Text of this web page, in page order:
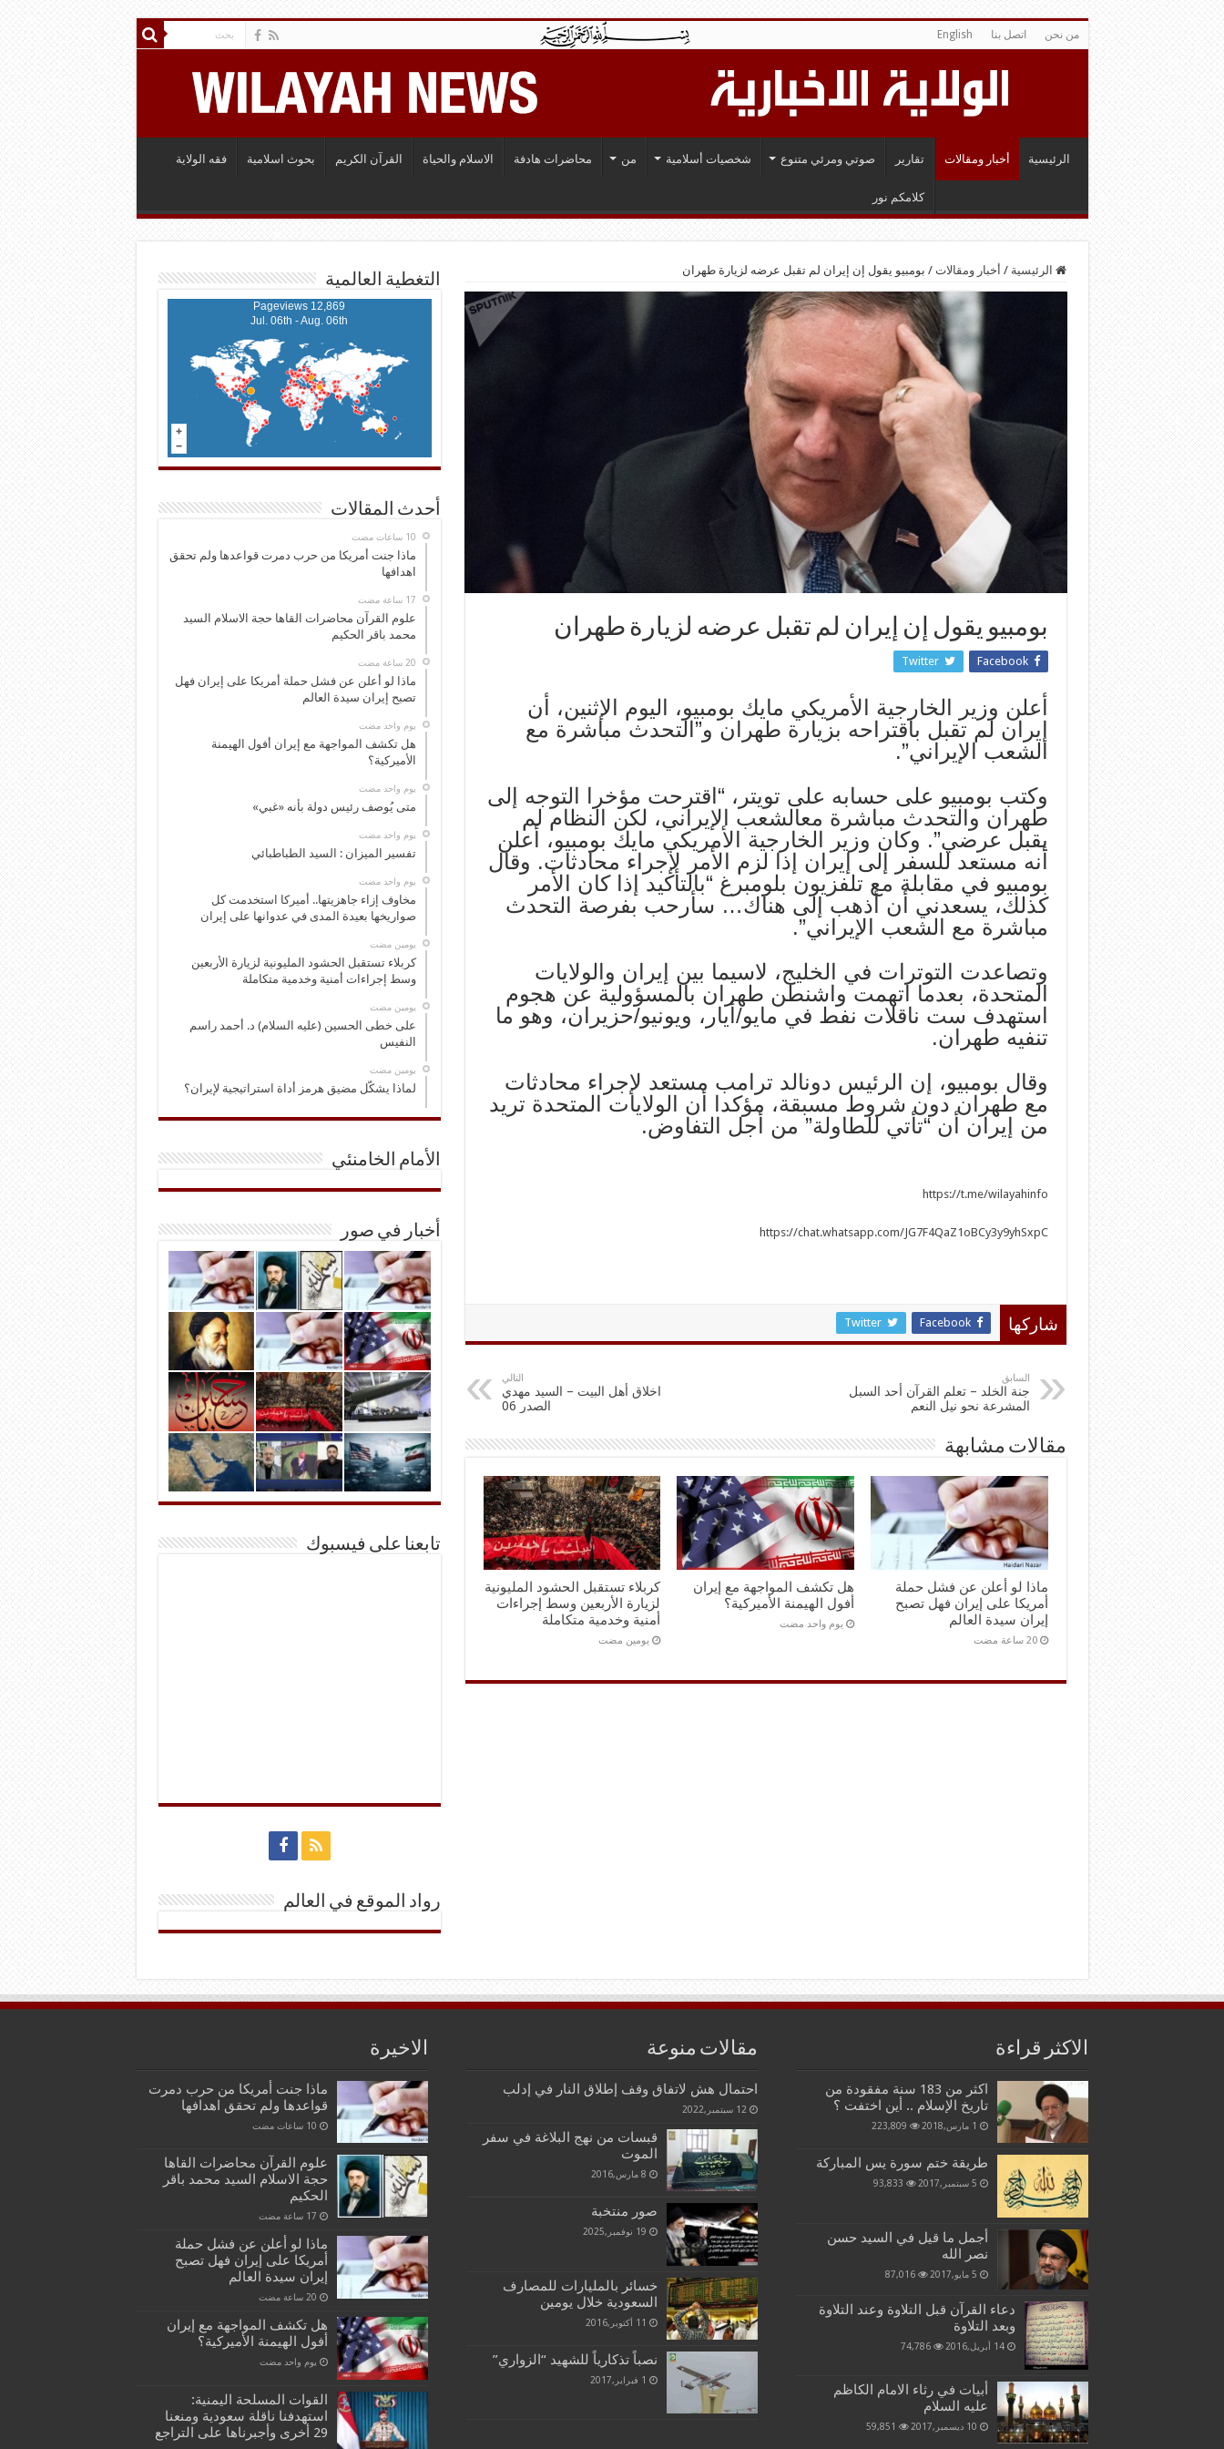
من نحن اتصل بنا English
الرئيسية أخبار ومقالات تقارير صوتي ومرئي متنوع شخصيات أسلامية من محاضرات هادفة الاسلام والحياة القرآن الكريم بحوث اسلامية فقه الولاية
كلامكم نور
الرئيسية / أخبار ومقالات / بومبيو يقول إن إيران لم تقبل عرضه لزيارة طهران
بومبيو يقول إن إيران لم تقبل عرضه لزيارة طهران
Facebook
Twitter
أعلن وزير الخارجية الأمريكي مايك بومبيو، اليوم الإثنين، أن
إيران لم تقبل باقتراحه بزيارة طهران و”التحدث مباشرة مع
الشعب الإيراني”.
وكتب بومبيو على حسابه على تويتر، “اقترحت مؤخرا التوجه إلى
طهران والتحدث مباشرة معالشعب الإيراني، لكن النظام لم
يقبل عرضي”. وكان وزير الخارجية الأمريكي مايك بومبيو، أعلن
أنه مستعد للسفر إلى إيران إذا لزم الأمر لإجراء محادثات. وقال
بومبيو في مقابلة مع تلفزيون بلومبرغ “بالتأكيد إذا كان الأمر
كذلك، يسعدني أن أذهب إلى هناك… سأرحب بفرصة التحدث
مباشرة مع الشعب الإيراني”.
وتصاعدت التوترات في الخليج، لاسيما بين إيران والولايات
المتحدة، بعدما اتهمت واشنطن طهران بالمسؤولية عن هجوم
استهدف ست ناقلات نفط في مايو/أيار، ويونيو/حزيران، وهو ما
تنفيه طهران.
وقال بومبيو، إن الرئيس دونالد ترامب مستعد لإجراء محادثات
مع طهران دون شروط مسبقة، مؤكدا أن الولايات المتحدة تريد
من إيران أن “تأتي للطاولة” من أجل التفاوض.
https://t.me/wilayahinfo
https://chat.whatsapp.com/JG7F4QaZ1oBCy3y9yhSxpC
شاركها Facebook
Twitter
السابق
جنة الخلد – تعلم القرآن أحد السبل
المشرعة نحو نيل النعم
التالي
اخلاق أهل البيت – السيد مهدي
الصدر 06
مقالات مشابهة
ماذا لو أعلن عن فشل حملة
أمريكا على إيران فهل تصبح
إيران سيدة العالم
‏20 ساعة مضت
هل تكشف المواجهة مع إيران
أفول الهيمنة الأميركية؟
‏يوم واحد مضت
كربلاء تستقبل الحشود المليونية
لزيارة الأربعين وسط إجراءات
أمنية وخدمية متكاملة
‏يومين مضت
التغطية العالمية
12,869 Pageviews
Jul. 06th - Aug. 06th
أحدث المقالات
ماذا جنت أمريكا من حرب دمرت قواعدها ولم تحقق
اهدافها
علوم القرآن محاضرات القاها حجة الاسلام السيد
محمد باقر الحكيم
ماذا لو أعلن عن فشل حملة أمريكا على إيران فهل
تصبح إيران سيدة العالم
‏يوم واحد مضت
هل تكشف المواجهة مع إيران أفول الهيمنة
الأميركية؟
‏يوم واحد مضت
متى يُوصف رئيس دولة بأنه «غبي»
‏يوم واحد مضت
تفسير الميزان : السيد الطباطبائي
‏يوم واحد مضت
مخاوف إزاء جاهزيتها.. أميركا استخدمت كل
صواريخها بعيدة المدى في عدوانها على إيران
‏يومين مضت
كربلاء تستقبل الحشود المليونية لزيارة الأربعين
وسط إجراءات أمنية وخدمية متكاملة
‏يومين مضت
على خطى الحسين (عليه السلام) د. أحمد راسم
النفيس
‏يومين مضت
لماذا يشكّل مضيق هرمز أداة استراتيجية لإيران؟
الأمام الخامنئي
أخبار في صور
تابعنا على فيسبوك
رواد الموقع في العالم
الاكثر قراءة
اكثر من 183 سنة مفقودة من
تاريخ الإسلام .. أين اختفت ؟
1 مارس,2018 223,809
طريقة ختم سورة يس المباركة
5 سبتمبر,2017 93,833
أجمل ما قيل في السيد حسن
نصر الله
5 مايو,2017 87,016
دعاء القرآن قبل التلاوة وعند التلاوة
وبعد التلاوة
14 أبريل,2016 74,786
أبيات في رثاء الامام الكاظم
عليه السلام
10 ديسمبر,2017 59,851
مقالات منوعة
احتمال هش لاتفاق وقف إطلاق النار في إدلب
12 سبتمبر,2022
قبسات من نهج البلاغة في سفر
الموت
8 مارس,2016
صور منتخبة
19 نوفمبر,2025
خسائر بالمليارات للمصارف
السعودية خلال يومين
11 أكتوبر,2016
نصباً تذكارياً للشهيد “الزواري”
1 فبراير,2017
الاخيرة
ماذا جنت أمريكا من حرب دمرت
قواعدها ولم تحقق اهدافها
علوم القرآن محاضرات القاها
حجة الاسلام السيد محمد باقر
الحكيم
ماذا لو أعلن عن فشل حملة
أمريكا على إيران فهل تصبح
إيران سيدة العالم
هل تكشف المواجهة مع إيران
أفول الهيمنة الأميركية؟
‏يوم واحد مضت
القوات المسلحة اليمنية:
استهدفنا ناقلة سعودية ومنعنا
29 أخرى وأجبرناها على التراجع